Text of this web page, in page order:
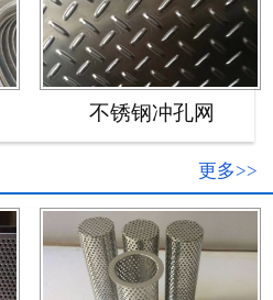
不锈钢冲孔网
更多>>